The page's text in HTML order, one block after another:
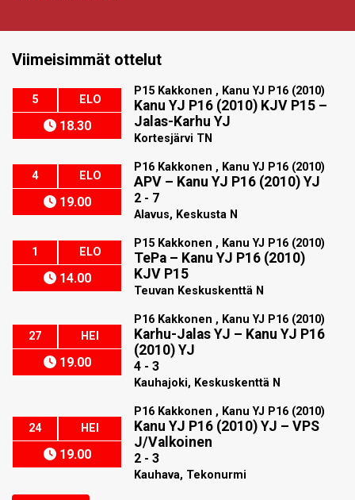
Viimeisimmät ottelut
5 ELO
18.30
P15 Kakkonen , Kanu YJ P16 (2010)
Kanu YJ P16 (2010) KJV P15 –
Jalas-Karhu YJ
Kortesjärvi TN
4 ELO
19.00
P16 Kakkonen , Kanu YJ P16 (2010)
APV – Kanu YJ P16 (2010) YJ
2 - 7
Alavus, Keskusta N
1 ELO
14.00
P15 Kakkonen , Kanu YJ P16 (2010)
TePa – Kanu YJ P16 (2010)
KJV P15
Teuvan Keskuskenttä N
27 HEI
19.00
P16 Kakkonen , Kanu YJ P16 (2010)
Karhu-Jalas YJ – Kanu YJ P16
(2010) YJ
4 - 3
Kauhajoki, Keskuskenttä N
24 HEI
19.00
P16 Kakkonen , Kanu YJ P16 (2010)
Kanu YJ P16 (2010) YJ –VPS
J/Valkoinen
2 - 3
Kauhava, Tekonurmi